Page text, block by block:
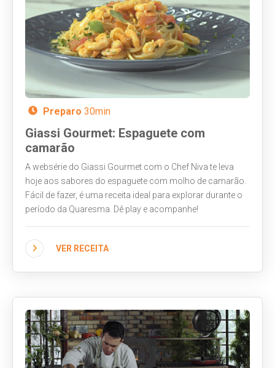
Preparo 30min
Giassi Gourmet: Espaguete com
camarão
A websérie do Giassi Gourmet com o Chef Niva te leva
hoje aos sabores do espaguete com molho de camarão.
Fácil de fazer, é uma receita ideal para explorar durante o
período da Quaresma. Dê play e acompanhe!
VER RECEITA